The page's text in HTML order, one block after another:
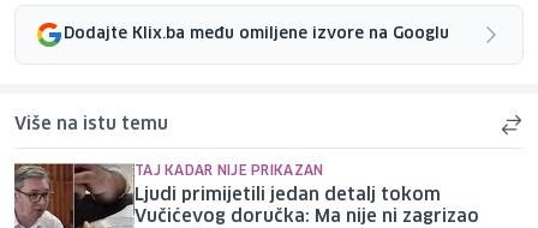
Dodajte Klix.ba među omiljene izvore na Googlu
Više na istu temu
TAJ KADAR NIJE PRIKAZAN
Ljudi primijetili jedan detalj tokom
Vučićevog doručka: Ma nije ni zagrizao